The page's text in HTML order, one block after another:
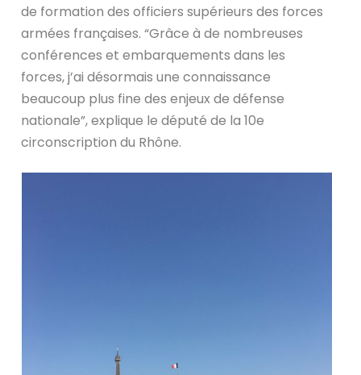
de formation des officiers supérieurs des forces
armées françaises. “Grâce à de nombreuses
conférences et embarquements dans les
forces, j’ai désormais une connaissance
beaucoup plus fine des enjeux de défense
nationale”, explique le député de la 10e
circonscription du Rhône.